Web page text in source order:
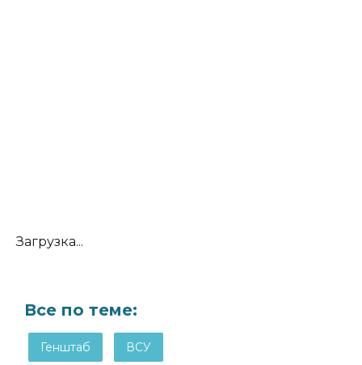
Загрузка...
Все по теме:
Генштаб ВСУ